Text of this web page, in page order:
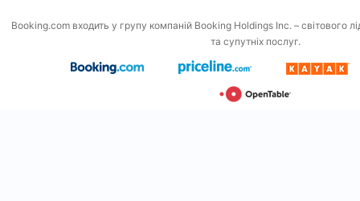
Booking.com входить у групу компаній Booking Holdings Inc. – світового
та супутніх послуг.